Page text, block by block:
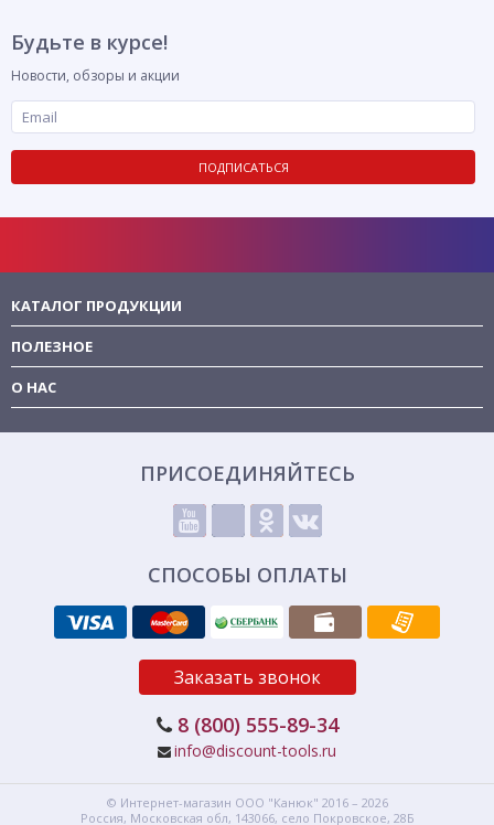
Будьте в курсе!
Новости, обзоры и акции
ПОДПИСАТЬСЯ
КАТАЛОГ ПРОДУКЦИИ
ПОЛЕЗНОЕ
О НАС
ПРИСОЕДИНЯЙТЕСЬ
СПОСОБЫ ОПЛАТЫ
Заказать звонок
8 (800) 555-89-34
info@discount-tools.ru
© Интернет-магазин ООО "Канюк" 2016 – 2026
Россия, Московская обл, 143066, село Покровское, 28Б